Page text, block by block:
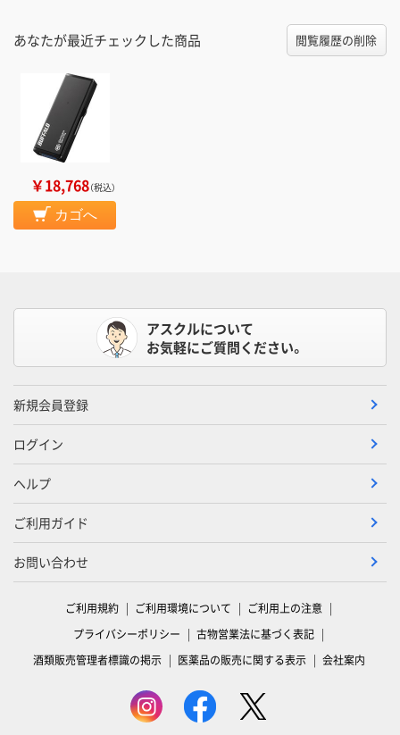
あなたが最近チェックした商品 閲覧履歴の削除
￥18,768（税込）
カゴへ
アスクルについて
お気軽にご質問ください。
新規会員登録
ログイン
ヘルプ
ご利用ガイド
お問い合わせ
ご利用規約 ご利用環境について
ご利用上の注意
プライバシーポリシー
古物営業法に基づく表記
酒類販売管理者標識の掲示
医薬品の販売に関する表示 会社案内